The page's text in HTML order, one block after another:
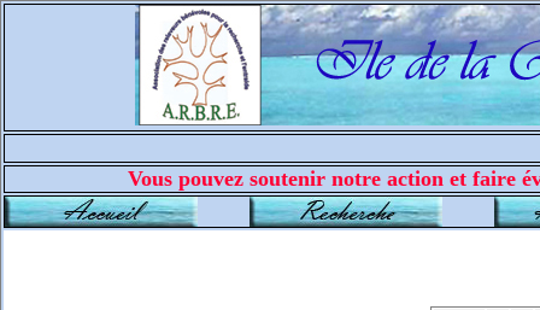
Vous pouvez soutenir notre action et faire